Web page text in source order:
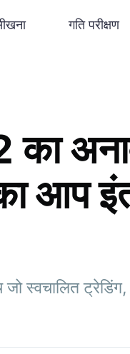
गति परीक्षण
आप
स्वचालित